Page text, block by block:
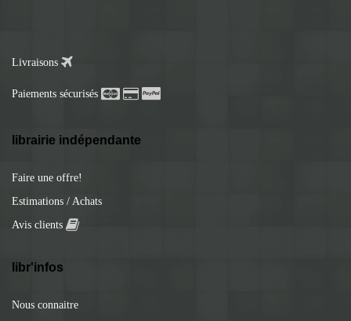
Livraisons
Paiements sécurisés
librairie indépendante
Faire une offre!
Estimations / Achats
Avis clients
libr'infos
Nous connaitre